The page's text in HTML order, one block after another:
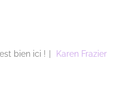
bien ici ! Karen Frazier